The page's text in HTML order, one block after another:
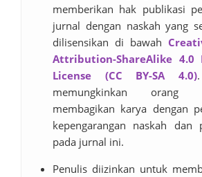
memberikan hak publikasi
jurnal dengan naskah yang
dilisensikan di bawah
Attribution-ShareAlike 4.0
License (CC BY-SA 4.0)
memungkinkan
membagikan karya dengan
kepengarangan naskah dan
pada jurnal ini.
Penulis diizinkan untuk